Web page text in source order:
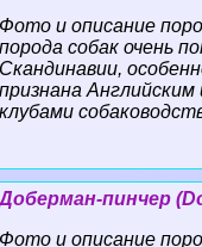
Фото и описание
порода собак очень
Скандинавии,
признана
клубами
Доберман-пинчер
Фото и описание